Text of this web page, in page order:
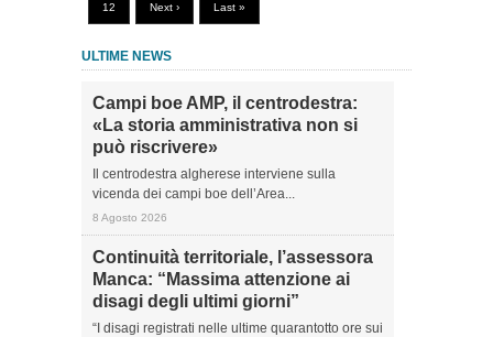
12 Next › Last »
ULTIME NEWS
Campi boe AMP, il centrodestra:
«La storia amministrativa non si
può riscrivere»
Il centrodestra algherese interviene sulla
vicenda dei campi boe dell’Area...
8 Agosto 2026
Continuità territoriale, l’assessora
Manca: “Massima attenzione ai
disagi degli ultimi giorni”
“I disagi registrati nelle ultime quarantotto ore sui